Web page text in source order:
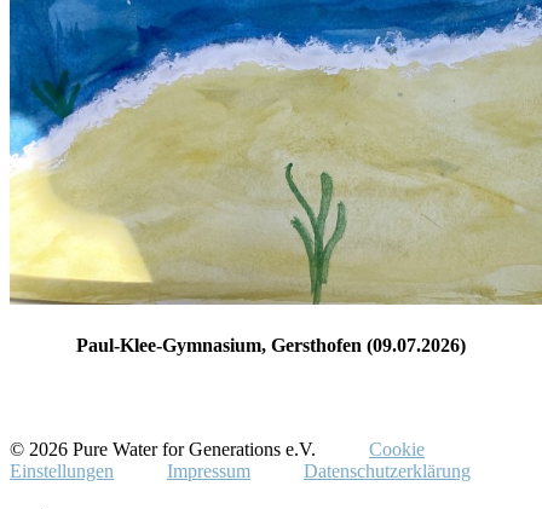
Paul-Klee-Gymnasium, Gersthofen (09.07.2026)
© 2026 Pure Water for Generations e.V.
Cookie
Einstellungen
Impressum Datenschutzerklärung